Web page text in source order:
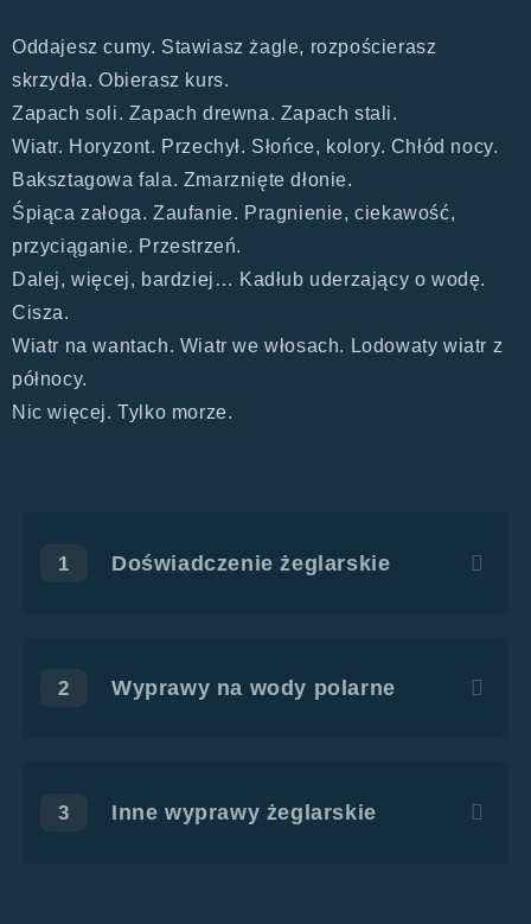
Oddajesz cumy. Stawiasz żagle, rozpościerasz
skrzydła. Obierasz kurs.
Zapach soli. Zapach drewna. Zapach stali.
Wiatr. Horyzont. Przechył. Słońce, kolory. Chłód nocy.
Baksztagowa fala. Zmarznięte dłonie.
Śpiąca załoga. Zaufanie. Pragnienie, ciekawość,
przyciąganie. Przestrzeń.
Dalej, więcej, bardziej… Kadłub uderzający o wodę.
Cisza.
Wiatr na wantach. Wiatr we włosach. Lodowaty wiatr z
północy.
Nic więcej. Tylko morze.
1 Doświadczenie żeglarskie
2 Wyprawy na wody polarne
3 Inne wyprawy żeglarskie